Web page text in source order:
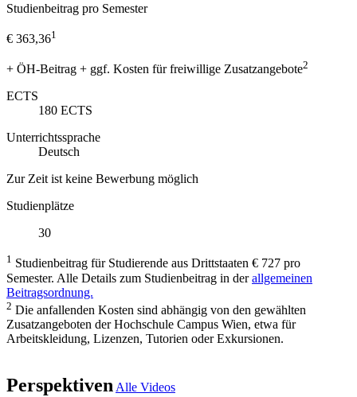
Studienbeitrag pro Semester
€ 363,361
+ ÖH-Beitrag + ggf. Kosten für freiwillige Zusatzangebote2
ECTS
180 ECTS
Unterrichtssprache
Deutsch
Zur Zeit ist keine Bewerbung möglich
Studienplätze
30
1 Studienbeitrag für Studierende aus Drittstaaten € 727 pro
Semester. Alle Details zum Studienbeitrag in derallgemeinen
Beitragsordnung.
2 Die anfallenden Kosten sind abhängig von den gewählten
Zusatzangeboten der Hochschule Campus Wien, etwa für
Arbeitskleidung, Lizenzen, Tutorien oder Exkursionen.
Perspektiven Alle Videos